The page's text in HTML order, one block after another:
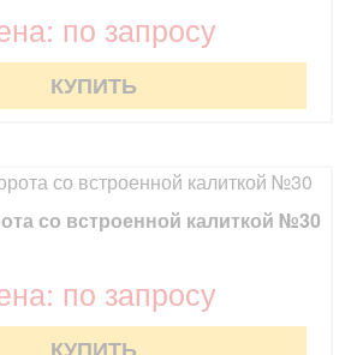
по запросу
КУПИТЬ
со встроенной калиткой №30
по запросу